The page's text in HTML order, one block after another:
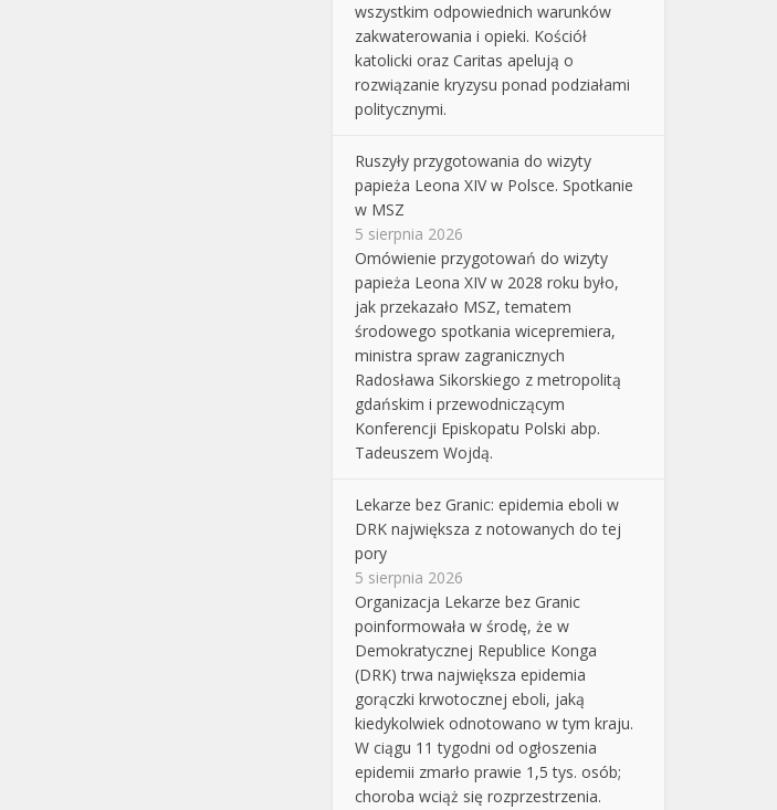
wszystkim odpowiednich warunków
zakwaterowania i opieki. Kościół
katolicki oraz Caritas apelują o
rozwiązanie kryzysu ponad podziałami
politycznymi.
Ruszyły przygotowania do wizyty
papieża Leona XIV w Polsce. Spotkanie
w MSZ
5 sierpnia 2026
Omówienie przygotowań do wizyty
papieża Leona XIV w 2028 roku było,
jak przekazało MSZ, tematem
środowego spotkania wicepremiera,
ministra spraw zagranicznych
Radosława Sikorskiego z metropolitą
gdańskim i przewodniczącym
Konferencji Episkopatu Polski abp.
Tadeuszem Wojdą.
Lekarze bez Granic: epidemia eboli w
DRK największa z notowanych do tej
pory
5 sierpnia 2026
Organizacja Lekarze bez Granic
poinformowała w środę, że w
Demokratycznej Republice Konga
(DRK) trwa największa epidemia
gorączki krwotocznej eboli, jaką
kiedykolwiek odnotowano w tym kraju.
W ciągu 11 tygodni od ogłoszenia
epidemii zmarło prawie 1,5 tys. osób;
choroba wciąż się rozprzestrzenia.